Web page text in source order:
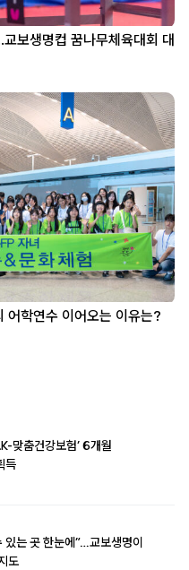
보생명컵 꿈나무체육대회 대
학연수 이어오는 이유는?
맞춤건강보험’ 6개월
득
있는 곳 한눈에”…교보생명이
도